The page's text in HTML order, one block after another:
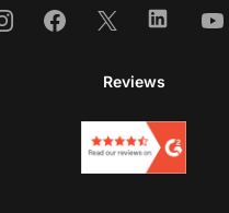
InstagramFacebook
X Linkedin
Reviews